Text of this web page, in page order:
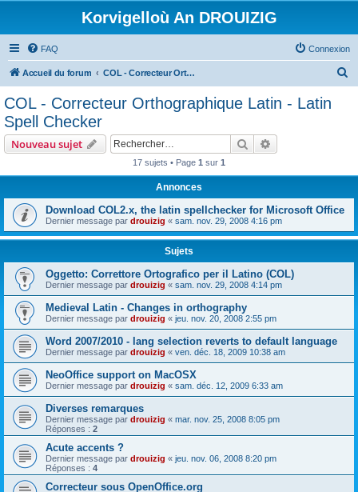
Korvigelloù An DROUIZIG
FAQ Connexion
Accueil du forum COL - Correcteur Orthographique Latin - Latin Spell Checker
COL - Correcteur Orthographique Latin - Latin
Spell Checker
Nouveau sujet Rechercher
17 sujets • Page 1 sur 1
Annonces
Download COL2.x, the latin spellchecker for Microsoft Office
Dernier message par drouizig « sam. nov. 29, 2008 4:16 pm
Sujets
Oggetto: Correttore Ortografico per il Latino (COL)
Dernier message par drouizig « sam. nov. 29, 2008 4:14 pm
Medieval Latin - Changes in orthography
Dernier message par drouizig « jeu. nov. 20, 2008 2:55 pm
Word 2007/2010 - lang selection reverts to default language
Dernier message par drouizig « ven. déc. 18, 2009 10:38 am
NeoOffice support on MacOSX
Dernier message par drouizig « sam. déc. 12, 2009 6:33 am
Diverses remarques
Dernier message par drouizig « mar. nov. 25, 2008 8:05 pm
Réponses : 2
Acute accents ?
Dernier message par drouizig « jeu. nov. 06, 2008 8:20 pm
Réponses : 4
Correcteur sous OpenOffice.org